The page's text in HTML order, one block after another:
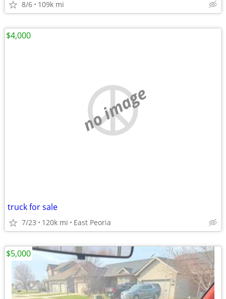
8/6 109k mi
no image
truck for sale
7/23 120k mi East Peoria
$4,000
$5,000